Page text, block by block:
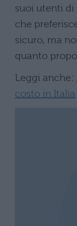
suoi utenti di
che
sicuro, ma
quanto
Leggi anche:
costo in Italia